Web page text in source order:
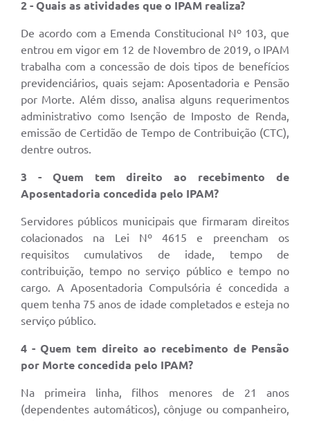
2 - Quais as atividades que o IPAM realiza?
De acordo com a Emenda Constitucional Nº 103, que
entrou em vigor em 12 de Novembro de 2019, o IPAM
trabalha com a concessão de dois tipos de benefícios
previdenciários, quais sejam: Aposentadoria e Pensão
por Morte. Além disso, analisa alguns requerimentos
administrativo como Isenção de Imposto de Renda,
emissão de Certidão de Tempo de Contribuição (CTC),
dentre outros.
3 - Quem tem direito ao recebimento de
Aposentadoria concedida pelo IPAM?
Servidores públicos municipais que firmaram direitos
colacionados na Lei Nº 4615 e preencham os
requisitos cumulativos de idade, tempo de
contribuição, tempo no serviço público e tempo no
cargo. A Aposentadoria Compulsória é concedida a
quem tenha 75 anos de idade completados e esteja no
serviço público.
4 - Quem tem direito ao recebimento de Pensão
por Morte concedida pelo IPAM?
Na primeira linha, filhos menores de 21 anos
(dependentes automáticos), cônjuge ou companheiro,